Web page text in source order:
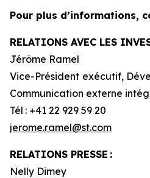
Pour plus d’informations,
RELATIONS AVEC LES
Jérôme Ramel
Vice-Président exécutif,
Communication externe
Tél : +41 22 929 59 20
jerome.ramel@st.com
RELATIONS PRESSE :
Nelly Dimey